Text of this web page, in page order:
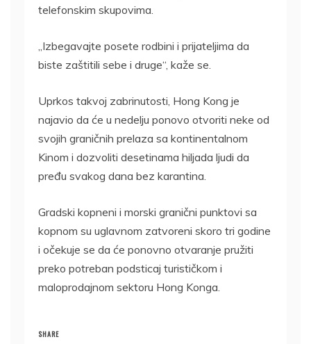
telefonskim skupovima.
„Izbegavajte posete rodbini i prijateljima da
biste zaštitili sebe i druge“, kaže se.
Uprkos takvoj zabrinutosti, Hong Kong je
najavio da će u nedelju ponovo otvoriti neke od
svojih graničnih prelaza sa kontinentalnom
Kinom i dozvoliti desetinama hiljada ljudi da
pređu svakog dana bez karantina.
Gradski kopneni i morski granični punktovi sa
kopnom su uglavnom zatvoreni skoro tri godine
i očekuje se da će ponovno otvaranje pružiti
preko potreban podsticaj turističkom i
maloprodajnom sektoru Hong Konga.
SHARE